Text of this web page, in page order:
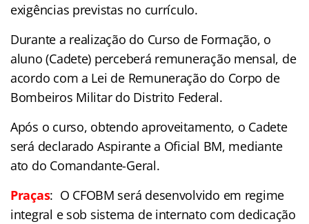
exigências previstas no currículo.
Durante a realização do Curso de Formação, o
aluno (Cadete) perceberá remuneração mensal, de
acordo com a Lei de Remuneração do Corpo de
Bombeiros Militar do Distrito Federal.
Após o curso, obtendo aproveitamento, o Cadete
será declarado Aspirante a Oficial BM, mediante
ato do Comandante-Geral.
Praças: O CFOBM será desenvolvido em regime
integral e sob sistema de internato com dedicação